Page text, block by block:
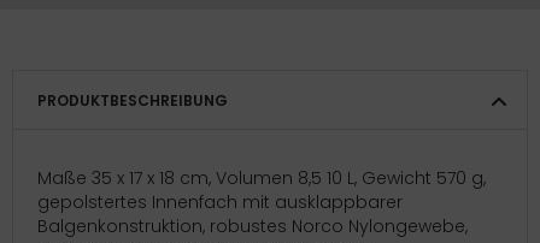
PRODUKTBESCHREIBUNG
Maße 35 x 17 x 18 cm, Volumen 8,5 10 L, Gewicht 570 g,
gepolstertes Innenfach mit ausklappbarer
Balgenkonstruktion, robustes Norco Nylongewebe,